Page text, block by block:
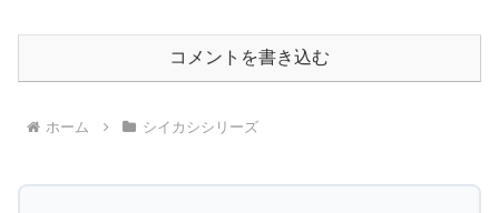
コメントを書き込む
ホーム シイカシシリーズ